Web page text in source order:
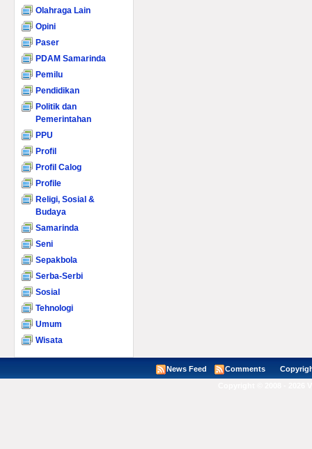
Olahraga Lain
Opini
Paser
PDAM Samarinda
Pemilu
Pendidikan
Politik dan
Pemerintahan
PPU
Profil
Profil Calog
Profile
Religi, Sosial &
Budaya
Samarinda
Seni
Sepakbola
Serba-Serbi
Sosial
Tehnologi
Umum
Wisata
News Feed Comments Copyright